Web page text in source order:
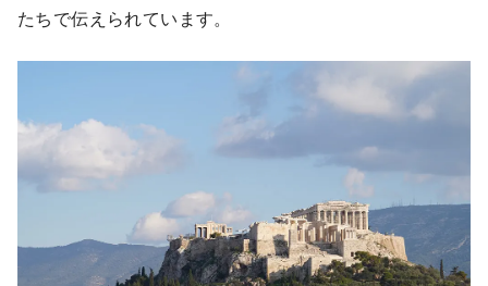
たちで伝えられています。